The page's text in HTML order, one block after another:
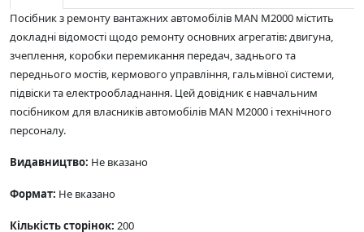
Посібник з ремонту вантажних автомобілів MAN M2000 містить
докладні відомості щодо ремонту основних агрегатів: двигуна,
зчеплення, коробки перемикання передач, заднього та
переднього мостів, кермового управління, гальмівної системи,
підвіски та електрообладнання. Цей довідник є навчальним
посібником для власників автомобілів MAN M2000 і технічного
персоналу.
Видавництво: Не вказано
Формат: Не вказано
Кількість сторінок: 200